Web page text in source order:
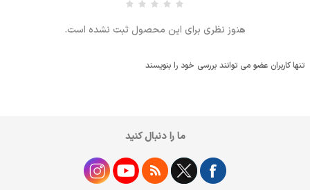
هنوز نظری برای این محصول ثبت نشده است.
تنها کاربران عضو می توانند بررسی خود را بنویسند
ما را دنبال کنید